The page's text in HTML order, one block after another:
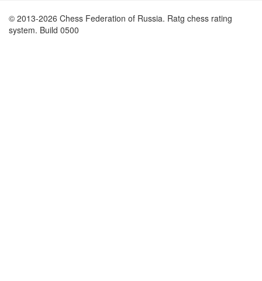
© 2013-2026 Chess Federation of Russia. Ratg chess rating
system. Build 0500